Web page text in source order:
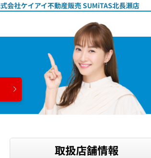
会社ケイアイ不動産販売 SUMiTAS北長瀬店
取扱店舗情報